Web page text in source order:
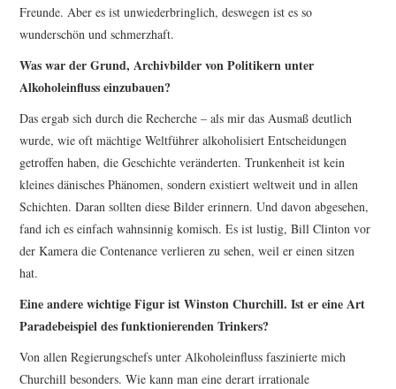
Freunde. Aber es ist unwiederbringlich, deswegen ist es so
wunderschön und schmerzhaft.
Was war der Grund, Archivbilder von Politikern unter
Alkoholeinfluss einzubauen?
Das ergab sich durch die Recherche – als mir das Ausmaß deutlich
wurde, wie oft mächtige Weltführer alkoholisiert Entscheidungen
getroffen haben, die Geschichte veränderten. Trunkenheit ist kein
kleines dänisches Phänomen, sondern existiert weltweit und in allen
Schichten. Daran sollten diese Bilder erinnern. Und davon abgesehen,
fand ich es einfach wahnsinnig komisch. Es ist lustig, Bill Clinton vor
der Kamera die Contenance verlieren zu sehen, weil er einen sitzen
hat.
Eine andere wichtige Figur ist Winston Churchill. Ist er eine Art
Paradebeispiel des funktionierenden Trinkers?
Von allen Regierungschefs unter Alkoholeinfluss faszinierte mich
Churchill besonders. Wie kann man eine derart irrationale